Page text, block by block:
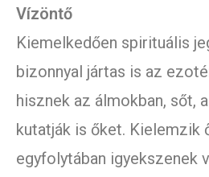
Vízöntő
Kiemelkedően spirituális
bizonnyal jártas is az
hisznek az álmokban, sőt,
kutatják is őket. Kielemzik
egyfolytában igyekszenek